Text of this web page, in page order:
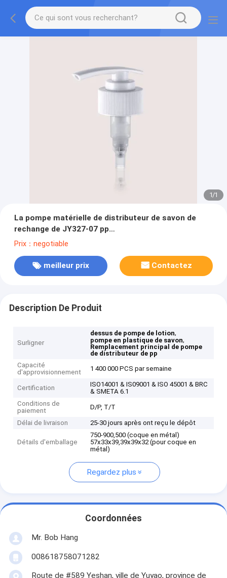
1/1
La pompe matérielle de distributeur de savon de
rechange de JY327-07 pp
complète l'électrodéposition UV douce à nervures
Prix：negotiable
meilleur prix Contactez
Description De Produit
Surligner
dessus de pompe de lotion,
pompe en plastique de savon,
Remplacement principal de pompe
de distributeur de pp
Capacité
d'approvisionnement
1 400 000 PCS par semaine
Certification
ISO14001 & IS09001 & ISO 45001 & BRC
& SMETA 6.1
Conditions de
paiement
D/P, T/T
Délai de livraison 25-30 jours après ont reçu le dépôt
Détails d'emballage
750-900,500 (coque en métal)
57x33x39,39x39x32 (pour coque en
métal)
Regardez plus
Coordonnées
Mr. Bob Hang
008618758071282
Route de #589 Yeshan, ville de Yuyao, province de